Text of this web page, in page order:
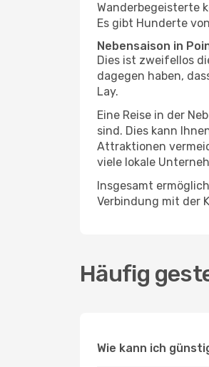
Wanderbegeisterte
Es gibt Hunderte
Nebensaison in
Dies ist zweifellos
dagegen haben,
Lay.
Eine Reise in der
sind. Dies kann
Attraktionen
viele lokale
Insgesamt
Verbindung mit der
Häufig
Wie kann ich